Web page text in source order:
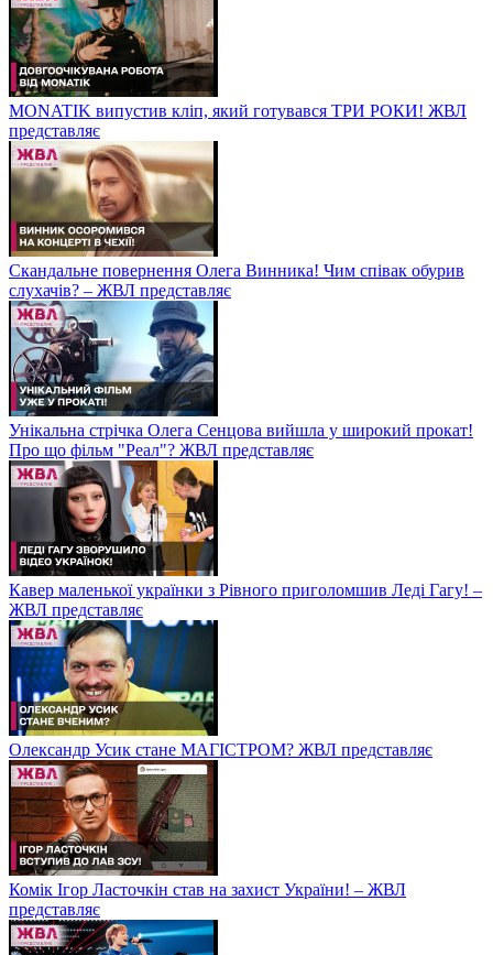
MONATIK випустив кліп, який готувався ТРИ РОКИ! ЖВЛ
представляє
Скандальне повернення Олега Винника! Чим співак обурив
слухачів? – ЖВЛ представляє
Унікальна стрічка Олега Сенцова вийшла у широкий прокат!
Про що фільм "Реал"? ЖВЛ представляє
Кавер маленької українки з Рівного приголомшив Леді Гагу! –
ЖВЛ представляє
Олександр Усик стане МАГІСТРОМ? ЖВЛ представляє
Комік Ігор Ласточкін став на захист України! – ЖВЛ
представляє